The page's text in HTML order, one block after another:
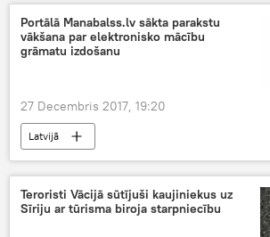
Portālā Manabalss.lv sākta parakstu
vākšana par elektronisko mācību
grāmatu izdošanu
27 Decembris 2017, 19:20
Latvijā
Teroristi Vācijā sūtījuši kaujiniekus uz
Sīriju ar tūrisma biroja starpniecību